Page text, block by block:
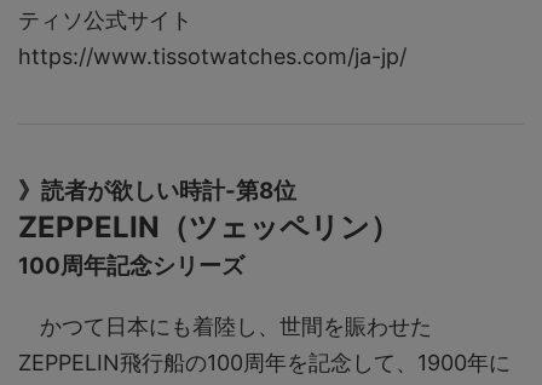
ティソ公式サイト
https://www.tissotwatches.com/ja-jp/
》読者が欲しい時計-第8位
ZEPPELIN（ツェッペリン）
100周年記念シリーズ
かつて日本にも着陸し、世間を賑わせた
ZEPPELIN飛行船の100周年を記念して、1900年に